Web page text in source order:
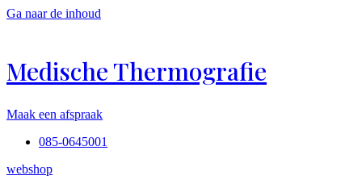
Ga naar de inhoud
Medische Thermografie
Maak een afspraak
085-0645001
webshop